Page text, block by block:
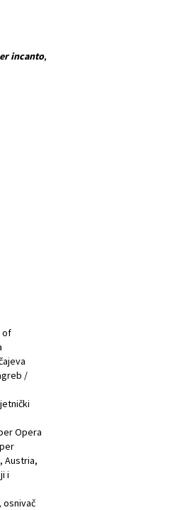
incanto,
of
/
Opera
Austria,
i
osnivač